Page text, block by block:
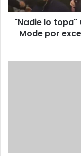
Mode
por
excesiva
"Nadie lo topa"
Mode por
su